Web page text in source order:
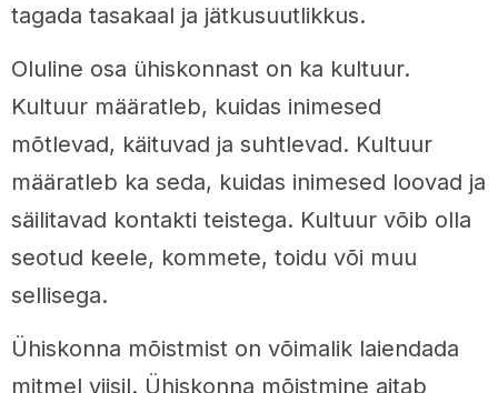
tagada tasakaal ja jätkusuutlikkus.
Oluline osa ühiskonnast on ka kultuur.
Kultuur määratleb, kuidas inimesed
mõtlevad, käituvad ja suhtlevad. Kultuur
määratleb ka seda, kuidas inimesed loovad ja
säilitavad kontakti teistega. Kultuur võib olla
seotud keele, kommete, toidu või muu
sellisega.
Ühiskonna mõistmist on võimalik laiendada
mitmel viisil. Ühiskonna mõistmine aitab